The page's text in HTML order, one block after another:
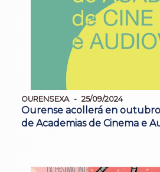
OURENSEXA 25/09/2024
Ourense acollerá en
de Academias de Cinema e